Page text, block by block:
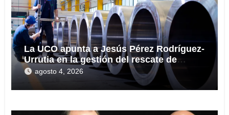
La UCO apunta a Jesús Pérez Rodríguez-
Urrutia en la gestión del rescate de
Tubos Reunidos
agosto 4, 2026